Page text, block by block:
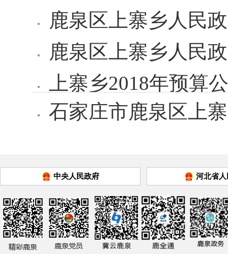
鹿泉区上寨乡人民
鹿泉区上寨乡人民
上寨乡2018年预算
石家庄市鹿泉区上